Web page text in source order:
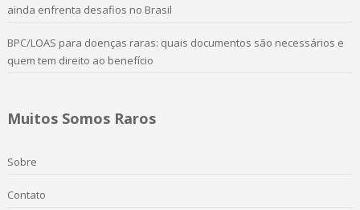
ainda enfrenta desafios no Brasil
BPC/LOAS para doenças raras: quais documentos são necessários e
quem tem direito ao benefício
Muitos Somos Raros
Sobre
Contato